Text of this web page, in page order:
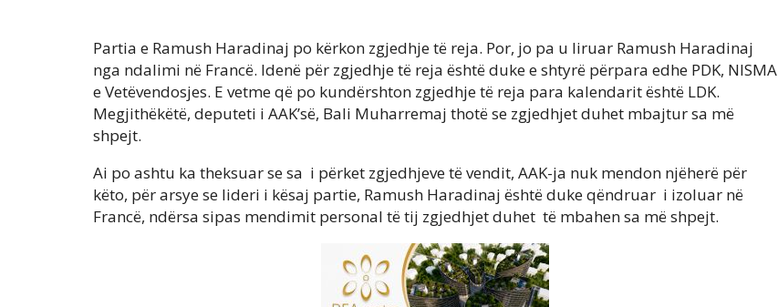
Partia e Ramush Haradinaj po kërkon zgjedhje të reja. Por, jo pa u liruar Ramush Haradinaj
nga ndalimi në Francë. Idenë për zgjedhje të reja është duke e shtyrë përpara edhe PDK, NISMA
e Vetëvendosjes. E vetme që po kundërshton zgjedhje të reja para kalendarit është LDK.
Megjithëkëtë, deputeti i AAK’së, Bali Muharremaj thotë se zgjedhjet duhet mbajtur sa më
shpejt.
Ai po ashtu ka theksuar se sa i përket zgjedhjeve të vendit, AAK-ja nuk mendon njëherë për
këto, për arsye se lideri i kësaj partie, Ramush Haradinaj është duke qëndruar i izoluar në
Francë, ndërsa sipas mendimit personal të tij zgjedhjet duhet të mbahen sa më shpejt.